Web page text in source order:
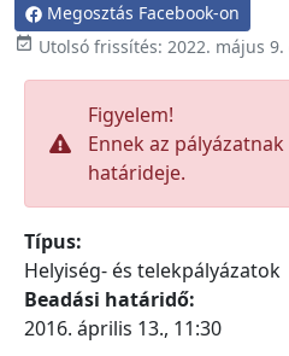
Megosztás Facebook-on
 Utolsó frissítés: 2022. május 9.
Figyelem!
Ennek az
határideje.
Típus:
Helyiség- és telekpályázatok
Beadási határidő:
2016. április 13., 11:30